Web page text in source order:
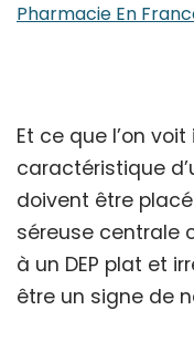
Pharmacie En
Et ce que l’on
caractéristique
doivent être
séreuse centrale
à un DEP plat et
être un signe de